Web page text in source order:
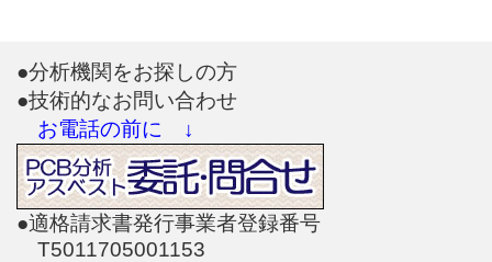
●分析機関をお探しの方
●技術的なお問い合わせ
お電話の前に ↓
●適格請求書発行事業者登録番号
T5011705001153